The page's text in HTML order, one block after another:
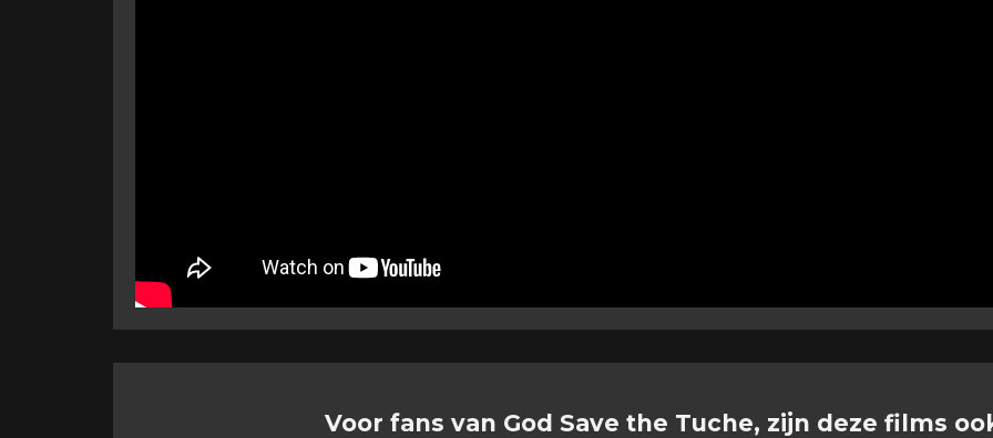
Voor fans van God Save the Tuche, zijn deze films